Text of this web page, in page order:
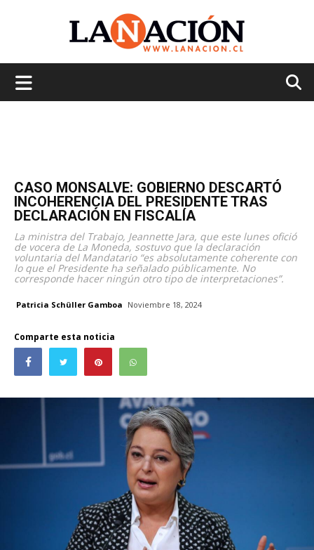
CASO MONSALVE: GOBIERNO DESCARTÓ
INCOHERENCIA DEL PRESIDENTE TRAS
DECLARACIÓN EN FISCALÍA
La ministra del Trabajo, Jeannette Jara, que este lunes ofició
de vocera de La Moneda, sostuvo que la declaración
voluntaria del Mandatario “es absolutamente coherente con
lo que el Presidente ha señalado públicamente. No
corresponde hacer ningún otro tipo de interpretaciones”.
Patricia Schüller Gamboa Noviembre 18, 2024
Comparte esta noticia